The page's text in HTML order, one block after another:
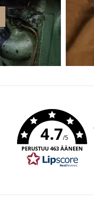
4.7/5
PERUSTUU 463 ÄÄNEEN